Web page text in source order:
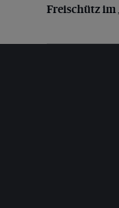
Freischütz im